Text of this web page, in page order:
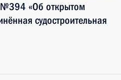
«Об открытом
судостроительная